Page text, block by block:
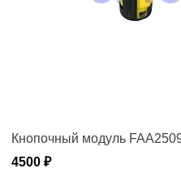
Кнопочный модуль
4500 ₽